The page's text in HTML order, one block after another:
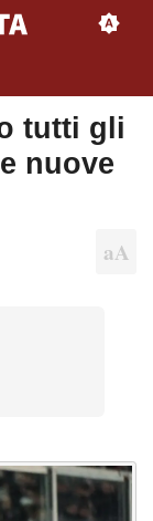
tutti gli
nuove